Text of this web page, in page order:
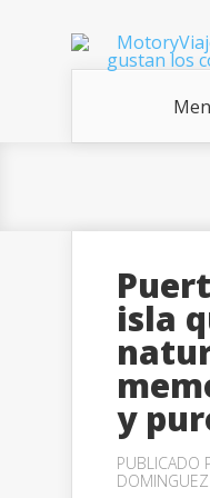
isla
y
PUBLICADO
DOMINGUEZ